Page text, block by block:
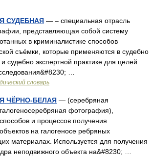
СУДЕБНАЯ — – специальная отрасль
представляющая собой систему
в криминалистике способов
съёмки, которые применяются в судебно
судебно экспертной практике для целей
…
словарь
ЧЁРНО-БЕЛАЯ — (серебряная
фотография),
и процессов получения
на галогеносе ребряных
материалах. Используется для получения
неподвижного объекта на&#8230; …